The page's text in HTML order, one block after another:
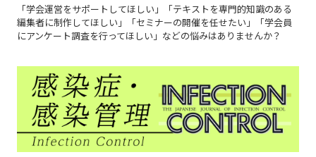
「学会運営をサポートしてほしい」「テキストを専門的知識のある
編集者に制作してほしい」「セミナーの開催を任せたい」「学会員
にアンケート調査を行ってほしい」などの悩みはありませんか？